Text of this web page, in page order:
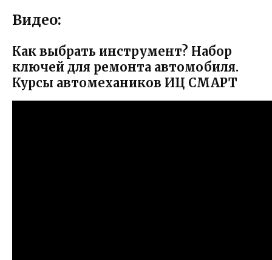
Видео:
Как выбрать инструмент? Набор
ключей для ремонта автомобиля.
Курсы автомехаников ИЦ СМАРТ